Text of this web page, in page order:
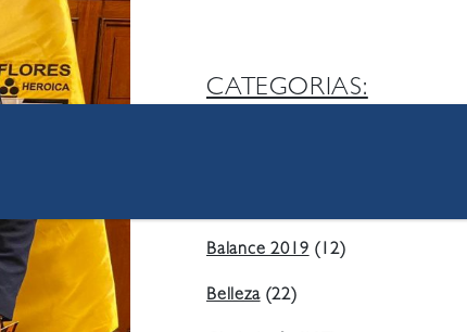
CATEGORIAS:
Balance 2019(12)
Belleza(22)